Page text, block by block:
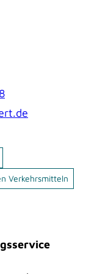
Verkehrsmitteln